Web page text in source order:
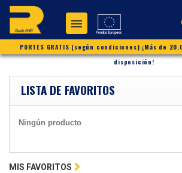
PORTES GRATIS (según condiciones) ¡Más de
disposición!
LISTA DE FAVORITOS
Ningún producto
MIS FAVORITOS